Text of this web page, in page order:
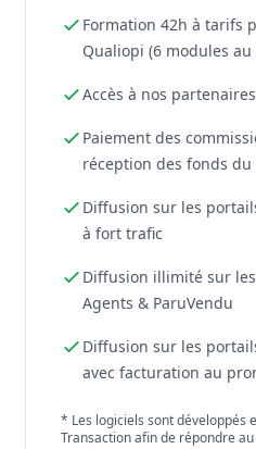
Formation 42h à tarifs
Qualiopi (6 modules au
Accès à nos
Paiement des
réception des fonds
Diffusion sur les
à fort trafic
Diffusion illimité sur
Agents & ParuVendu
Diffusion sur les
avec facturation au
* Les logiciels sont développés
Transaction afin de répondre